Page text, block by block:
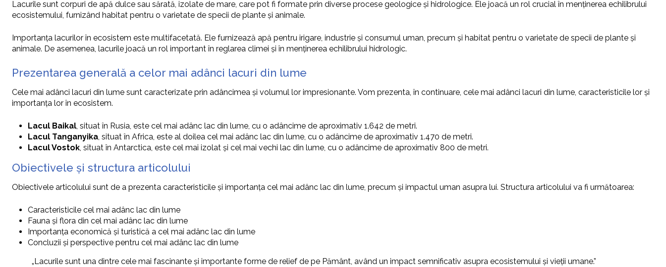
Lacurile sunt corpuri de apă dulce sau sărată, izolate de mare, care pot fi formate prin diverse procese geologice și hidrologice. Ele joacă un rol crucial în menținerea echilibrului
ecosistemului, furnizând habitat pentru o varietate de specii de plante și animale.
Importanța lacurilor în ecosistem este multifacetată. Ele furnizează apă pentru irigare, industrie și consumul uman, precum și habitat pentru o varietate de specii de plante și
animale. De asemenea, lacurile joacă un rol important în reglarea climei și în menținerea echilibrului hidrologic.
Prezentarea generală a celor mai adânci lacuri din lume
Cele mai adânci lacuri din lume sunt caracterizate prin adâncimea și volumul lor impresionante. Vom prezenta, în continuare, cele mai adânci lacuri din lume, caracteristicile lor și
importanța lor în ecosistem.
Lacul Baikal, situat în Rusia, este cel mai adânc lac din lume, cu o adâncime de aproximativ 1.642 de metri.
Lacul Tanganyika, situat în Africa, este al doilea cel mai adânc lac din lume, cu o adâncime de aproximativ 1.470 de metri.
Lacul Vostok, situat în Antarctica, este cel mai izolat și cel mai vechi lac din lume, cu o adâncime de aproximativ 800 de metri.
Obiectivele și structura articolului
Obiectivele articolului sunt de a prezenta caracteristicile și importanța cel mai adânc lac din lume, precum și impactul uman asupra lui. Structura articolului va fi următoarea:
Caracteristicile cel mai adânc lac din lume
Fauna și flora din cel mai adânc lac din lume
Importanța economică și turistică a cel mai adânc lac din lume
Concluzii și perspective pentru cel mai adânc lac din lume
„Lacurile sunt una dintre cele mai fascinante și importante forme de relief de pe Pământ, având un impact semnificativ asupra ecosistemului și vieții umane.”